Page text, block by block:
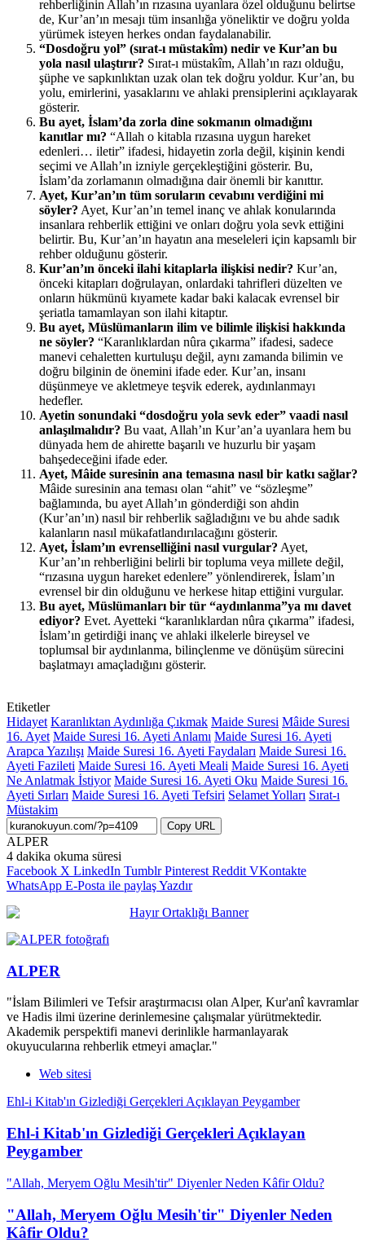
rehberliğinin Allah’ın rızasına uyanlara özel olduğunu belirtse
de, Kur’an’ın mesajı tüm insanlığa yöneliktir ve doğru yolda
yürümek isteyen herkes ondan faydalanabilir.
“Dosdoğru yol” (sırat-ı müstakîm) nedir ve Kur’an bu
yola nasıl ulaştırır? Sırat-ı müstakîm, Allah’ın razı olduğu,
şüphe ve sapkınlıktan uzak olan tek doğru yoldur. Kur’an, bu
yolu, emirlerini, yasaklarını ve ahlaki prensiplerini açıklayarak
gösterir.
Bu ayet, İslam’da zorla dine sokmanın olmadığını
kanıtlar mı? “Allah o kitabla rızasına uygun hareket
edenleri… iletir” ifadesi, hidayetin zorla değil, kişinin kendi
seçimi ve Allah’ın izniyle gerçekleştiğini gösterir. Bu,
İslam’da zorlamanın olmadığına dair önemli bir kanıttır.
Ayet, Kur’an’ın tüm soruların cevabını verdiğini mi
söyler? Ayet, Kur’an’ın temel inanç ve ahlak konularında
insanlara rehberlik ettiğini ve onları doğru yola sevk ettiğini
belirtir. Bu, Kur’an’ın hayatın ana meseleleri için kapsamlı bir
rehber olduğunu gösterir.
Kur’an’ın önceki ilahi kitaplarla ilişkisi nedir? Kur’an,
önceki kitapları doğrulayan, onlardaki tahrifleri düzelten ve
onların hükmünü kıyamete kadar baki kalacak evrensel bir
şeriatla tamamlayan son ilahi kitaptır.
Bu ayet, Müslümanların ilim ve bilimle ilişkisi hakkında
ne söyler? “Karanlıklardan nûra çıkarma” ifadesi, sadece
manevi cehaletten kurtuluşu değil, aynı zamanda bilimin ve
doğru bilginin de önemini ifade eder. Kur’an, insanı
düşünmeye ve akletmeye teşvik ederek, aydınlanmayı
hedefler.
Ayetin sonundaki “dosdoğru yola sevk eder” vaadi nasıl
anlaşılmalıdır? Bu vaat, Allah’ın Kur’an’a uyanlara hem bu
dünyada hem de ahirette başarılı ve huzurlu bir yaşam
bahşedeceğini ifade eder.
Ayet, Mâide suresinin ana temasına nasıl bir katkı sağlar?
Mâide suresinin ana teması olan “ahit” ve “sözleşme”
bağlamında, bu ayet Allah’ın gönderdiği son ahdin
(Kur’an’ın) nasıl bir rehberlik sağladığını ve bu ahde sadık
kalanların nasıl mükafatlandırılacağını gösterir.
Ayet, İslam’ın evrenselliğini nasıl vurgular? Ayet,
Kur’an’ın rehberliğini belirli bir topluma veya millete değil,
“rızasına uygun hareket edenlere” yönlendirerek, İslam’ın
evrensel bir din olduğunu ve herkese hitap ettiğini vurgular.
Bu ayet, Müslümanları bir tür “aydınlanma”ya mı davet
ediyor? Evet. Ayetteki “karanlıklardan nûra çıkarma” ifadesi,
İslam’ın getirdiği inanç ve ahlaki ilkelerle bireysel ve
toplumsal bir aydınlanma, bilinçlenme ve dönüşüm sürecini
başlatmayı amaçladığını gösterir.
Etiketler
Hidayet Karanlıktan Aydınlığa Çıkmak Maide Suresi Mâide Suresi
16. Ayet Maide Suresi 16. Ayeti Anlamı Maide Suresi 16. Ayeti
Arapca Yazılışı Maide Suresi 16. Ayeti Faydaları Maide Suresi 16.
Ayeti Fazileti Maide Suresi 16. Ayeti Meali Maide Suresi 16. Ayeti
Ne Anlatmak İstiyor Maide Suresi 16. Ayeti Oku Maide Suresi 16.
Ayeti Sırları Maide Suresi 16. Ayeti Tefsiri Selamet Yolları Sırat-ı
Müstakim
Copy URL
ALPER
4 dakika okuma süresi
Facebook X LinkedIn Tumblr Pinterest Reddit VKontakte
WhatsApp E-Posta ile paylaşYazdır
ALPER
"İslam Bilimleri ve Tefsir araştırmacısı olan Alper, Kur'anî kavramlar
ve Hadis ilmi üzerine derinlemesine çalışmalar yürütmektedir.
Akademik perspektifi manevi derinlikle harmanlayarak
okuyucularına rehberlik etmeyi amaçlar."
Web sitesi
Ehl-i Kitab'ın Gizlediği Gerçekleri Açıklayan Peygamber
Ehl-i Kitab'ın Gizlediği Gerçekleri Açıklayan
Peygamber
"Allah, Meryem Oğlu Mesih'tir" Diyenler Neden Kâfir Oldu?
"Allah, Meryem Oğlu Mesih'tir" Diyenler Neden
Kâfir Oldu?